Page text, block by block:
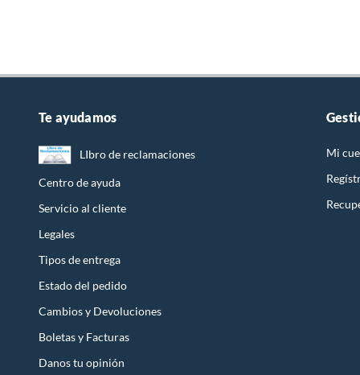
El Cisne
nuestros consumidores productos de calidad, con esto
gama de productos en una constante Innovación y
Te ayudamos
LIbro de reclamaciones
Centro de ayuda
Servicio al cliente
Legales
Tipos de entrega
Estado del pedido
Cambios y Devoluciones
Boletas y Facturas
Danos tu opinión
Mi